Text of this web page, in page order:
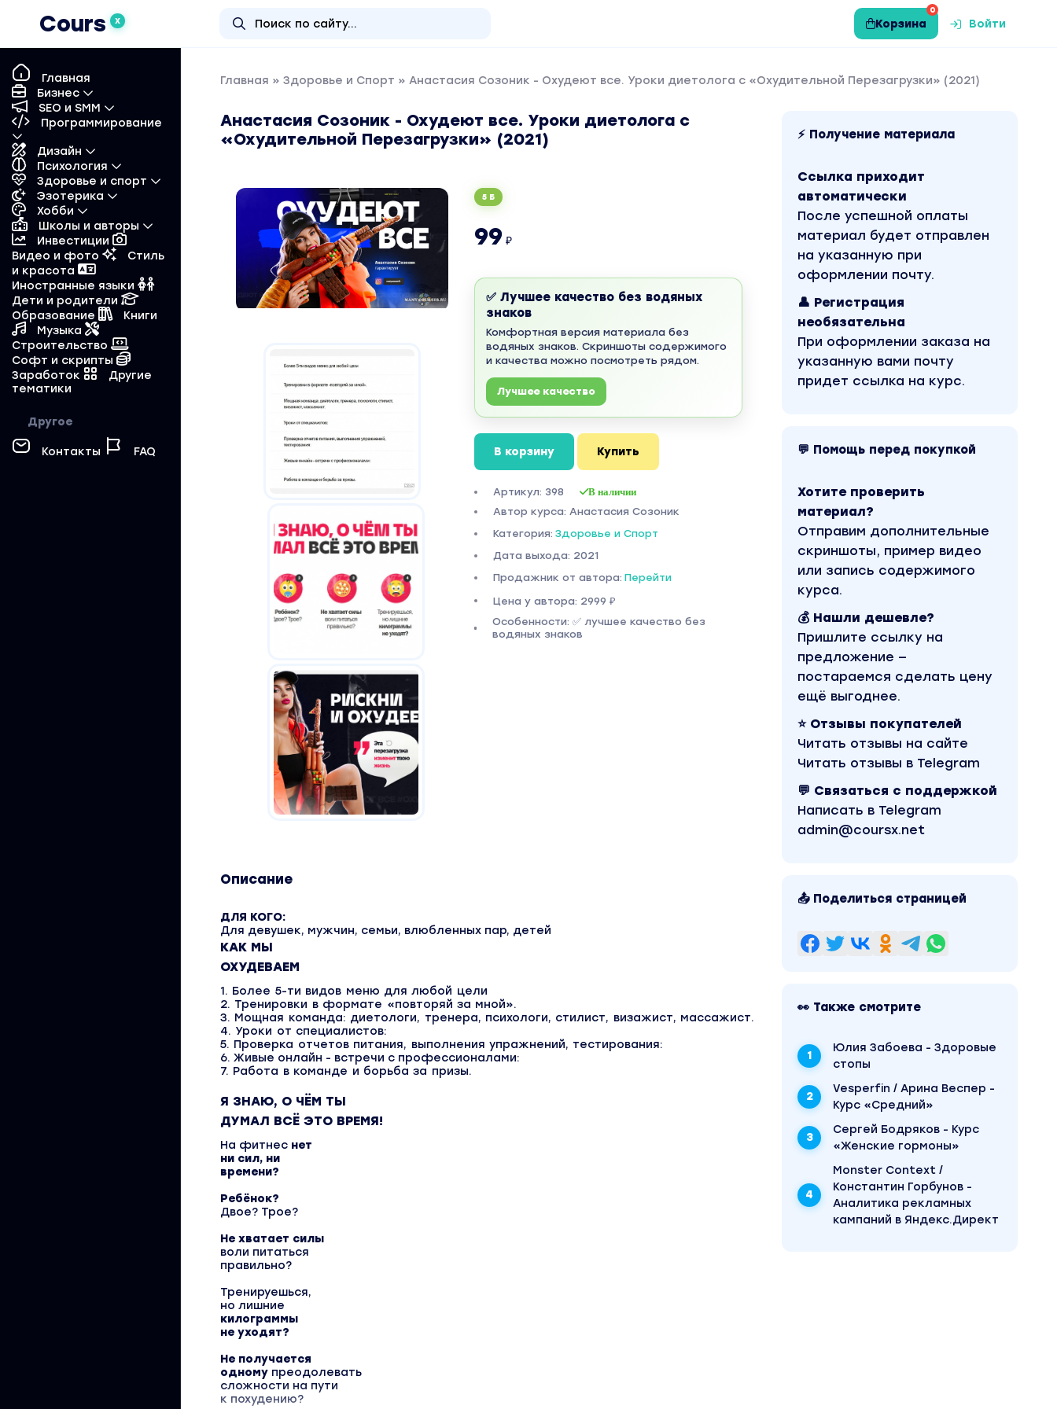
Cours X
0
Корзина Войти
Главная
Бизнес
SEO и SMM
Программирование
Дизайн
Психология
Здоровье и спорт
Эзотерика
Хобби
Школы и авторы
Инвестиции
Видео и фото
Стиль
и красота
Иностранные языки
Дети и родители
Образование
Книги
Музыка
Строительство
Софт и скрипты
Заработок
Другие
тематики
Другое
Контакты FAQ
Главная » Здоровье и Спорт » Анастасия Созоник - Охудеют все. Уроки диетолога с «Охудительной Перезагрузки» (2021)
Анастасия Созоник - Охудеют все. Уроки диетолога с
«Охудительной Перезагрузки» (2021)
5 Б
99 ₽
✅ Лучшее качество без водяных
знаков
Комфортная версия материала без
водяных знаков. Скриншоты содержимого
и качества можно посмотреть рядом.
Лучшее качество
В корзину Купить
Артикул: 398 В наличии
Автор курса: Анастасия Созоник
Категория: Здоровье и Спорт
Дата выхода: 2021
Продажник от автора: Перейти
Цена у автора: 2999 ₽
Особенности: ✅ лучшее качество без
водяных знаков
Описание
ДЛЯ КОГО:
Для девушек, мужчин, семьи, влюбленных пар, детей
КАК МЫ
ОХУДЕВАЕМ
1. Более 5-ти видов меню для любой цели
2. Тренировки в формате «повторяй за мной».
3. Мощная команда: диетологи, тренера, психологи, стилист, визажист, массажист.
4. Уроки от специалистов:
5. Проверка отчетов питания, выполнения упражнений, тестирования:
6. Живые онлайн - встречи с профессионалами:
7. Работа в команде и борьба за призы.
Я ЗНАЮ, О ЧЁМ ТЫ
ДУМАЛ ВСЁ ЭТО ВРЕМЯ!
На фитнес нет
ни сил, ни
времени?
Ребёнок?
Двое? Трое?
Не хватает силы
воли питаться
правильно?
Тренируешься,
но лишние
килограммы
не уходят?
Не получается
одному преодолевать
сложности на пути
к похудению?
⚡ Получение материала
Ссылка приходит
автоматически
После успешной оплаты
материал будет отправлен
на указанную при
оформлении почту.
👤 Регистрация
необязательна
При оформлении заказа на
указанную вами почту
придет ссылка на курс.
💬 Помощь перед покупкой
Хотите проверить
материал?
Отправим дополнительные
скриншоты, пример видео
или запись содержимого
курса.
💰 Нашли дешевле?
Пришлите ссылку на
предложение —
постараемся сделать цену
ещё выгоднее.
⭐ Отзывы покупателей
Читать отзывы на сайте
Читать отзывы в Telegram
💬 Связаться с поддержкой
Написать в Telegram
admin@coursx.net
📤 Поделиться страницей
👀 Также смотрите
Юлия Забоева - Здоровые
стопы
Vesperfin / Арина Веспер -
Курс «Средний»
Сергей Бодряков - Курс
«Женские гормоны»
Monster Context /
Константин Горбунов -
Аналитика рекламных
кампаний в Яндекс.Директ